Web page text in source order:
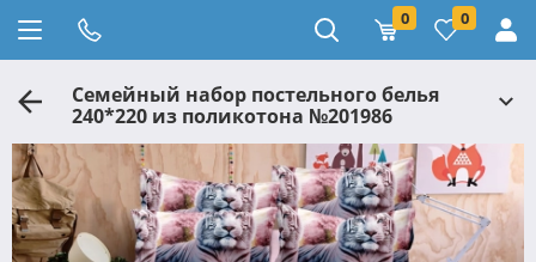
0 0
Семейный набор постельного белья
240*220 из поликотона №201986
Черешенка™